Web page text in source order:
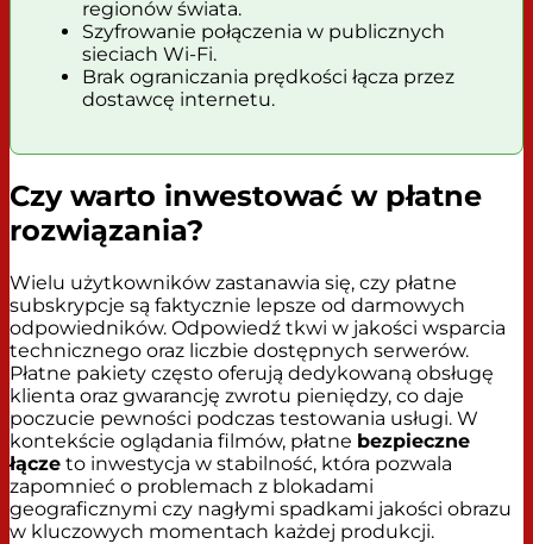
regionów świata.
Szyfrowanie połączenia w publicznych
sieciach Wi-Fi.
Brak ograniczania prędkości łącza przez
dostawcę internetu.
Czy warto inwestować w płatne
rozwiązania?
Wielu użytkowników zastanawia się, czy płatne
subskrypcje są faktycznie lepsze od darmowych
odpowiedników. Odpowiedź tkwi w jakości wsparcia
technicznego oraz liczbie dostępnych serwerów.
Płatne pakiety często oferują dedykowaną obsługę
klienta oraz gwarancję zwrotu pieniędzy, co daje
poczucie pewności podczas testowania usługi. W
kontekście oglądania filmów, płatne bezpieczne
łącze to inwestycja w stabilność, która pozwala
zapomnieć o problemach z blokadami
geograficznymi czy nagłymi spadkami jakości obrazu
w kluczowych momentach każdej produkcji.